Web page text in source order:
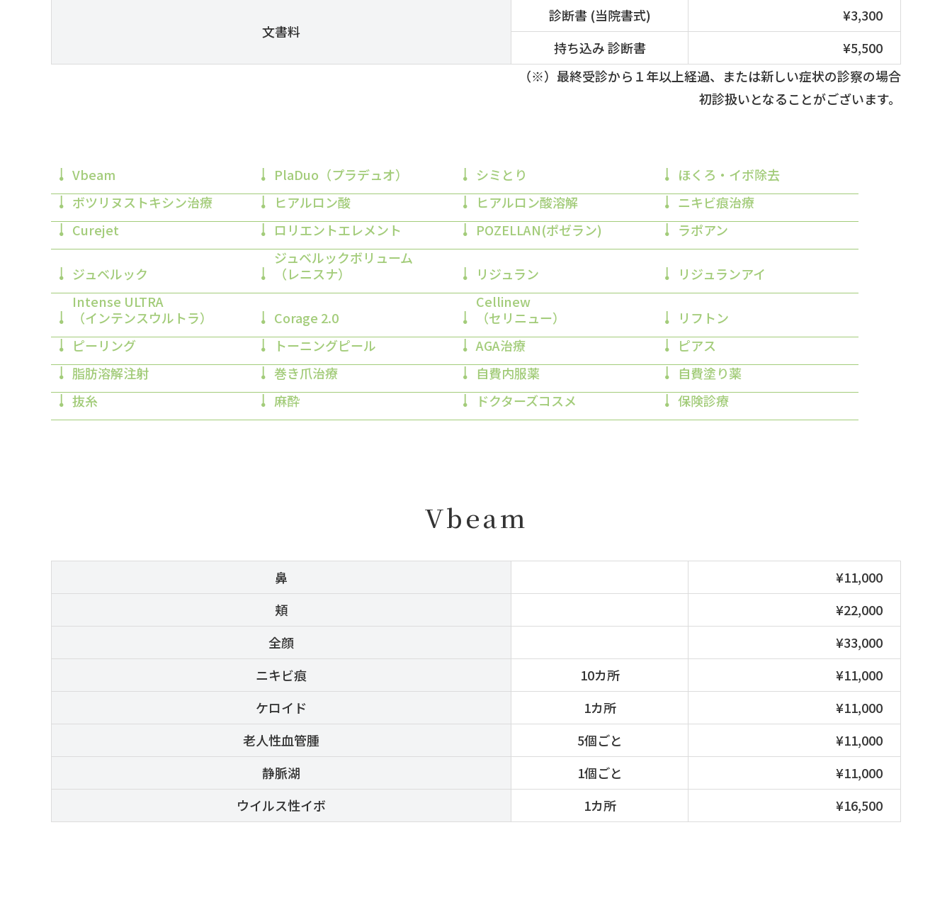
（※）最終受診から１年以上経過、または新しい症状の診察の場合
初診扱いとなることがございます。
文書料
診断書(当院書式)
¥3,300
持ち込み診断書 ¥5,500
Vbeam PlaDuo（プラデュオ） シミとり
ほくろ・イボ除去
ボツリヌストキシン治療
ヒアルロン酸 ヒアルロン酸溶解
ニキビ痕治療
Curejet
ロリエントエレメント POZELLAN(ポゼラン) ラポアン
ジュベルック
ジュベルックボリューム
（レニスナ）
リジュラン
リジュランアイ
Intense ULTRA
（インテンスウルトラ）
Corage 2.0
Cellinew
（セリニュー）
リフトン
ピーリング
トーニングピール AGA治療
ピアス
脂肪溶解注射
巻き爪治療 自費内服薬
自費塗り薬
抜糸
麻酔 ドクターズコスメ 保険診療
Vbeam
鼻
¥11,000
頬
¥22,000
全顔
¥33,000
ニキビ痕
10カ所
¥11,000
ケロイド
1カ所
¥11,000
老人性血管腫
5個ごと
¥11,000
静脈湖
1個ごと
¥11,000
ウイルス性イボ
1カ所 ¥16,500